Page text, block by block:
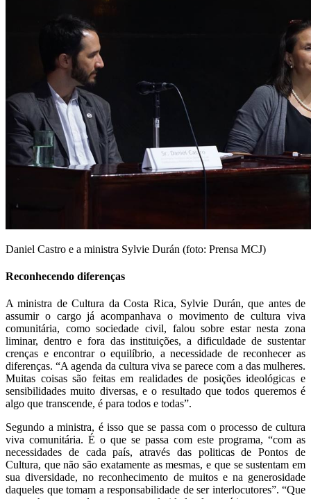
Daniel Castro e a ministra Sylvie Durán (foto: Prensa MCJ)
Reconhecendo diferenças
A ministra de Cultura da Costa Rica, Sylvie Durán, que antes de
assumir o cargo já acompanhava o movimento de cultura viva
comunitária, como sociedade civil, falou sobre estar nesta zona
liminar, dentro e fora das instituições, a dificuldade de sustentar
crenças e encontrar o equilíbrio, a necessidade de reconhecer as
diferenças. “A agenda da cultura viva se parece com a das mulheres.
Muitas coisas são feitas em realidades de posições ideológicas e
sensibilidades muito diversas, e o resultado que todos queremos é
algo que transcende, é para todos e todas”.
Segundo a ministra, é isso que se passa com o processo de cultura
viva comunitária. É o que se passa com este programa, “com as
necessidades de cada país, através das politicas de Pontos de
Cultura, que não são exatamente as mesmas, e que se sustentam em
sua diversidade, no reconhecimento de muitos e na generosidade
daqueles que tomam a responsabilidade de ser interlocutores”. “Que